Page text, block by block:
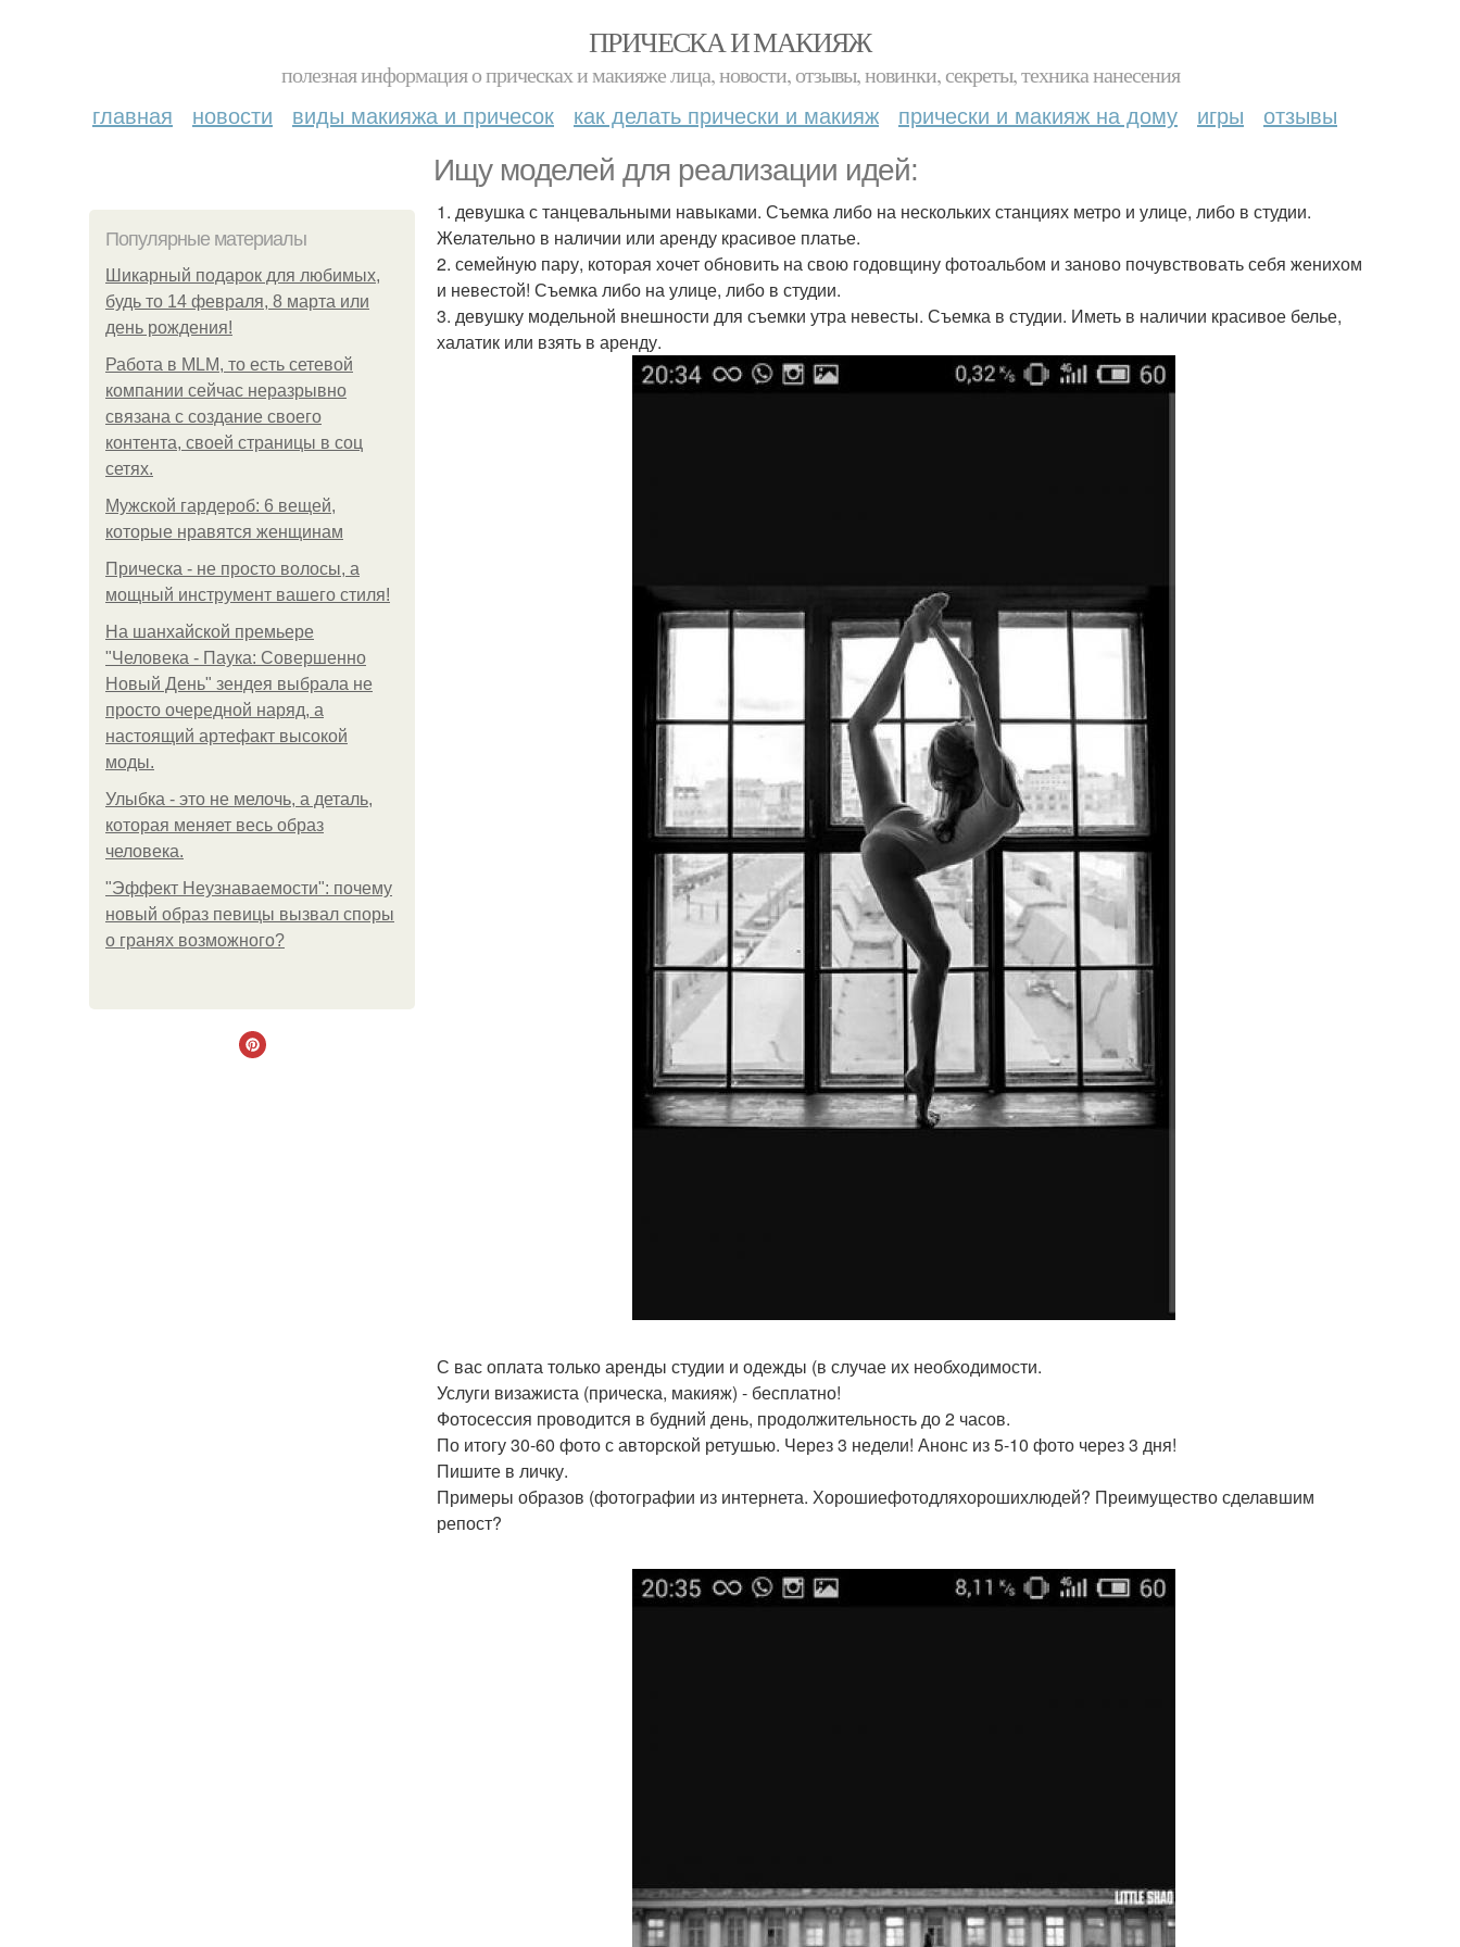
ПРИЧЕСКА И МАКИЯЖ
полезная информация о прическах и макияже лица, новости, отзывы, новинки, секреты, техника нанесения
главная новости виды макияжа и причесок как делать прически и макияж прически и макияж на дому игры отзывы
Ищу моделей для реализации идей:
Популярные материалы
Шикарный подарок для любимых,
будь то 14 февраля, 8 марта или
день рождения!
Работа в MLM, то есть сетевой
компании сейчас неразрывно
связана с создание своего
контента, своей страницы в соц
сетях.
Мужской гардероб: 6 вещей,
которые нравятся женщинам
Прическа - не просто волосы, а
мощный инструмент вашего стиля!
На шанхайской премьере
"Человека - Паука: Совершенно
Новый День" зендея выбрала не
просто очередной наряд, а
настоящий артефакт высокой
моды.
Улыбка - это не мелочь, а деталь,
которая меняет весь образ
человека.
"Эффект Неузнаваемости": почему
новый образ певицы вызвал споры
о гранях возможного?
1. девушка с танцевальными навыками. Съемка либо на нескольких станциях метро и улице, либо в студии.
Желательно в наличии или аренду красивое платье.
2. семейную пару, которая хочет обновить на свою годовщину фотоальбом и заново почувствовать себя женихом
и невестой! Съемка либо на улице, либо в студии.
3. девушку модельной внешности для съемки утра невесты. Съемка в студии. Иметь в наличии красивое белье,
халатик или взять в аренду.
С вас оплата только аренды студии и одежды (в случае их необходимости.
Услуги визажиста (прическа, макияж) - бесплатно!
Фотосессия проводится в будний день, продолжительность до 2 часов.
По итогу 30-60 фото с авторской ретушью. Через 3 недели! Анонс из 5-10 фото через 3 дня!
Пишите в личку.
Примеры образов (фотографии из интернета. Хорошиефотодляхорошихлюдей? Преимущество сделавшим
репост?